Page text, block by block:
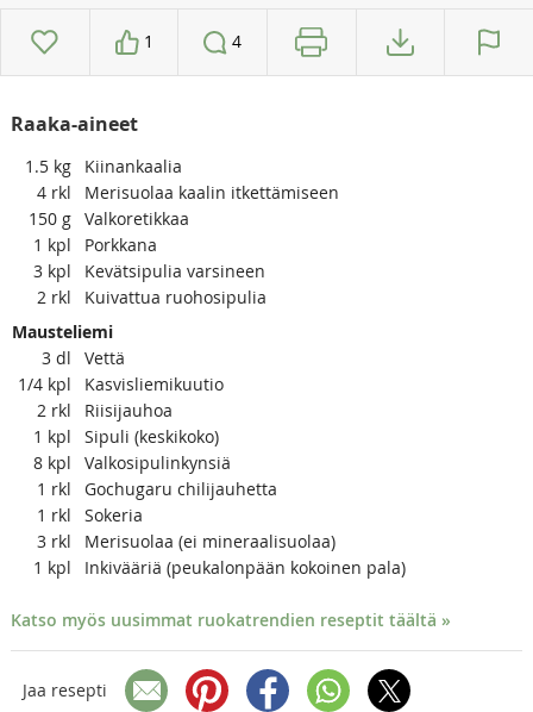
1 4
Raaka-aineet
1.5 kg
Kiinankaalia
4 rkl
Merisuolaa kaalin itkettämiseen
150 g Valkoretikkaa
1 kpl
Porkkana
3 kpl
Kevätsipulia varsineen
2 rkl
Kuivattua ruohosipulia
Mausteliemi
3 dl
Vettä
1/4 kpl
Kasvisliemikuutio
2 rkl
Riisijauhoa
1 kpl
Sipuli (keskikoko)
8 kpl
Valkosipulinkynsiä
1 rkl
Gochugaru chilijauhetta
1 rkl
Sokeria
3 rkl
Merisuolaa (ei mineraalisuolaa)
1 kpl Inkivääriä (peukalonpään kokoinen pala)
Katso myös uusimmat ruokatrendien reseptit täältä »
Jaa resepti